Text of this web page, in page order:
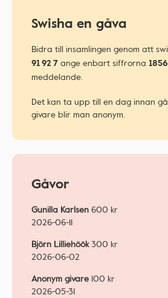
Swisha en gåva
Bidra till insamlingen genom att
91 92 7 ange enbart siffrorna
meddelande.
Det kan ta upp till en dag innan
givare blir man anonym.
Gåvor
Gunilla Karlsen600 kr
2026-06-11
Björn Lilliehöök300 kr
2026-06-02
Anonym givare 100 kr
2026-05-31